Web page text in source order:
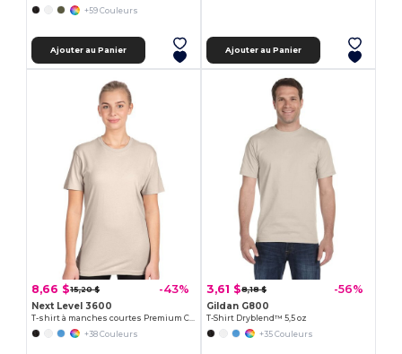
+59 Couleurs
Ajouter au Panier Ajouter au Panier
8,66 $15,20 $ -43%
Next Level 3600
+38 Couleurs
3,61 $8,18 $ -56%
Gildan G800
T-Shirt Dryblend™ 5,5 oz
+35 Couleurs